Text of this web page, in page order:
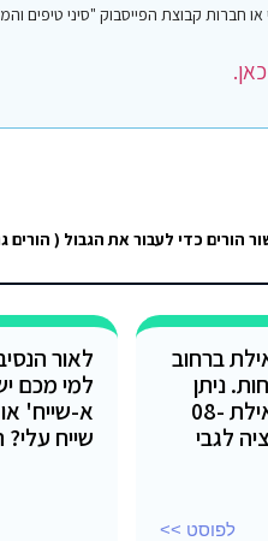
ברחוב
ניתן
לפנות למוקד העירייה של אילת 08-
לגבי
לפוסט >>
לאור
למי מכם
א-שייח' או
שייח עלי?